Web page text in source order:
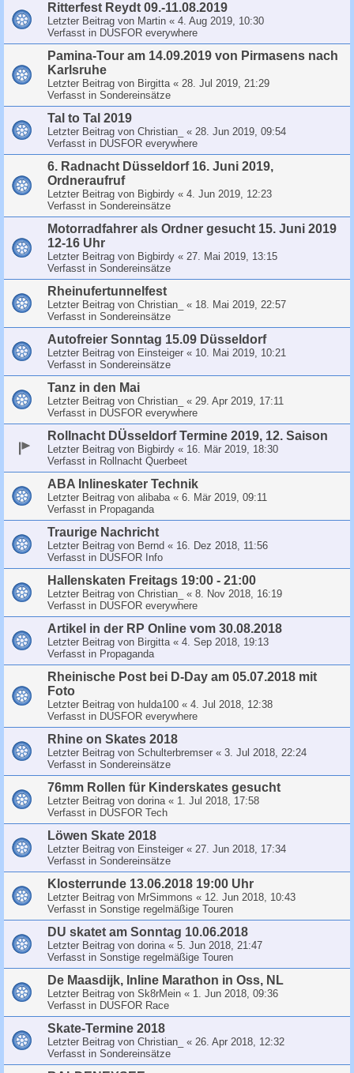
Ritterfest Reydt 09.-11.08.2019
Letzter Beitrag von Martin « 4. Aug 2019, 10:30
Verfasst in DUSFOR everywhere
Pamina-Tour am 14.09.2019 von Pirmasens nach
Karlsruhe
Letzter Beitrag von Birgitta« 28. Jul 2019, 21:29
Verfasst in Sondereinsätze
Tal to Tal 2019
Letzter Beitrag von Christian_ « 28. Jun 2019, 09:54
Verfasst in DUSFOR everywhere
6. Radnacht Düsseldorf 16. Juni 2019,
Ordneraufruf
Letzter Beitrag von Bigbirdy « 4. Jun 2019, 12:23
Verfasst in Sondereinsätze
Motorradfahrer als Ordner gesucht 15. Juni 2019
12-16 Uhr
Letzter Beitrag von Bigbirdy « 27. Mai 2019, 13:15
Verfasst in Sondereinsätze
Rheinufertunnelfest
Letzter Beitrag von Christian_ « 18. Mai 2019, 22:57
Verfasst in Sondereinsätze
Autofreier Sonntag 15.09 Düsseldorf
Letzter Beitrag von Einsteiger « 10. Mai 2019, 10:21
Verfasst in Sondereinsätze
Tanz in den Mai
Letzter Beitrag von Christian_ « 29. Apr 2019, 17:11
Verfasst in DUSFOR everywhere
Rollnacht DÜsseldorf Termine 2019, 12. Saison
Letzter Beitrag von Bigbirdy « 16. Mär 2019, 18:30
Verfasst in Rollnacht Querbeet
ABA Inlineskater Technik
Letzter Beitrag von alibaba« 6. Mär 2019, 09:11
Verfasst in Propaganda
Traurige Nachricht
Letzter Beitrag von Bernd « 16. Dez 2018, 11:56
Verfasst in DUSFOR Info
Hallenskaten Freitags 19:00 - 21:00
Letzter Beitrag von Christian_ « 8. Nov 2018, 16:19
Verfasst in DUSFOR everywhere
Artikel in der RP Online vom 30.08.2018
Letzter Beitrag von Birgitta« 4. Sep 2018, 19:13
Verfasst in Propaganda
Rheinische Post bei D-Day am 05.07.2018 mit
Foto
Letzter Beitrag von hulda100 « 4. Jul 2018, 12:38
Verfasst in DUSFOR everywhere
Rhine on Skates 2018
Letzter Beitrag von Schulterbremser « 3. Jul 2018, 22:24
Verfasst in Sondereinsätze
76mm Rollen für Kinderskates gesucht
Letzter Beitrag von dorina« 1. Jul 2018, 17:58
Verfasst in DUSFOR Tech
Löwen Skate 2018
Letzter Beitrag von Einsteiger « 27. Jun 2018, 17:34
Verfasst in Sondereinsätze
Klosterrunde 13.06.2018 19:00 Uhr
Letzter Beitrag von MrSimmons « 12. Jun 2018, 10:43
Verfasst in Sonstige regelmäßige Touren
DU skatet am Sonntag 10.06.2018
Letzter Beitrag von dorina« 5. Jun 2018, 21:47
Verfasst in Sonstige regelmäßige Touren
De Maasdijk, Inline Marathon in Oss, NL
Letzter Beitrag von Sk8rMein « 1. Jun 2018, 09:36
Verfasst in DUSFOR Race
Skate-Termine 2018
Letzter Beitrag von Christian_ « 26. Apr 2018, 12:32
Verfasst in Sondereinsätze